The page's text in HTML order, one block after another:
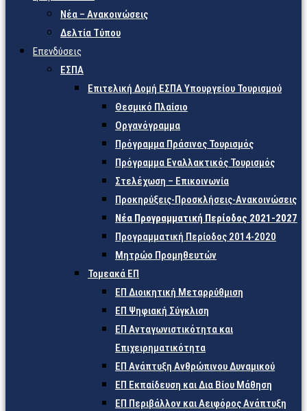
Νέα – Ανακοινώσεις
Δελτία Τύπου
Επενδύσεις
ΕΣΠΑ
Επιτελική Δομή ΕΣΠΑ Υπουργείου Τουρισμού
Θεσμικό Πλαίσιο
Οργανόγραμμα
Πρόγραμμα Πράσινος Τουρισμός
Πρόγραμμα Εναλλακτικός Τουρισμός
Στελέχωση – Επικοινωνία
Προκηρύξεις-Προσκλήσεις-Ανακοινώσεις
Νέα Προγραμματική Περίοδος 2021-2027
Προγραμματική Περίοδος 2014-2020
Μητρώο Προμηθευτών
Τομεακά ΕΠ
ΕΠ Διοικητική Μεταρρύθμιση
ΕΠ Ψηφιακή Σύγκλιση
ΕΠ Ανταγωνιστικότητα και
Επιχειρηματικότητα
ΕΠ Ανάπτυξη Ανθρώπινου Δυναμικού
ΕΠ Εκπαίδευση και Δια Βίου Μάθηση
ΕΠ Περιβάλλον και Αειφόρος Ανάπτυξη